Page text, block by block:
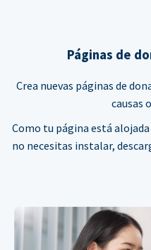
Páginas de
Crea nuevas páginas de
causas
Como tu página está
no necesitas instalar,